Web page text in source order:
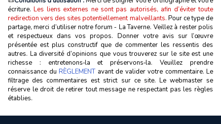
écriture.Les liens externes ne sont pas autorisés, afin d’éviter toute
redirection vers des sites potentiellement malveillants. Pour ce type de
partage, merci d’utiliser notre forum - La Taverne. Veillez à rester polis
et respectueux dans vos propos. Donner votre avis sur l’œuvre
présentée est plus constructif que de commenter les ressentis des
autres. La diversité d’opinions que vous trouverez sur le site est une
richesse : entretenons‑la et préservons‑la. Veuillez prendre
connaissance du RÈGLEMENTavant de valider votre commentaire. Le
filtrage des commentaires est strict sur ce site. Le webmaster se
réserve le droit de retirer tout message ne respectant pas les règles
établies.